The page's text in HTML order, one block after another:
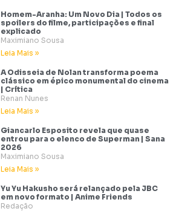
Homem-Aranha: Um Novo Dia | Todos os
spoilers do filme, participações e final
explicado
Maximiano Sousa
Leia Mais »
A Odisseia de Nolan transforma poema
clássico em épico monumental do cinema
| Crítica
Renan Nunes
Leia Mais »
Giancarlo Esposito revela que quase
entrou para o elenco de Superman | Sana
2026
Maximiano Sousa
Leia Mais »
Yu Yu Hakusho será relançado pela JBC
em novo formato | Anime Friends
Redação